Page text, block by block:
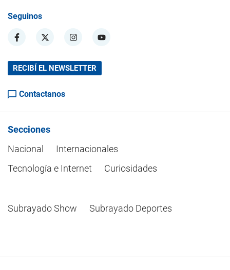
Seguinos
RECIBÍ EL NEWSLETTER
Contactanos
Secciones
Nacional
Internacionales
Tecnología e Internet
Curiosidades
Subrayado Show Subrayado Deportes